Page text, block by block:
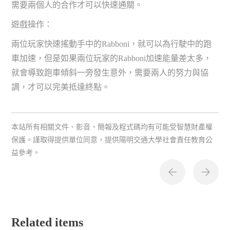
需要兩個人的合作才可以快速通關。
遊戲操作：
兩位玩家快速搖動手中的Rabboni，就可以為行駛中的跑
車加速，但是如果兩位玩家的Rabboni加速能量差太多，
就會導致跑車傾斜一旁發生意外，需要兩人的努力與協
調，才可以完美抵達終點。
本站所有相關文件、影音、簡報及程式碼均有可能受智慧財產權
保護。謹取得提供單位同意，提供陽明交通大學社會責任教育公
益參考。
Related items